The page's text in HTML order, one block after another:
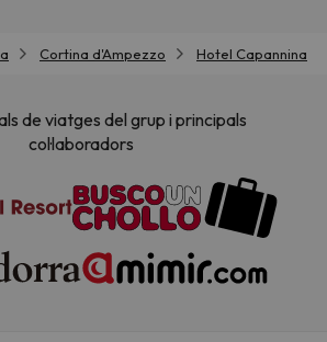
Cortina d'Ampezzo Hotel Capannina
de viatges del grup i principals
col·laboradors